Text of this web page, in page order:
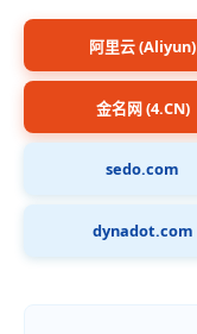
阿里云 (Aliyun)
金名网 (4.CN)
sedo.com
dynadot.com